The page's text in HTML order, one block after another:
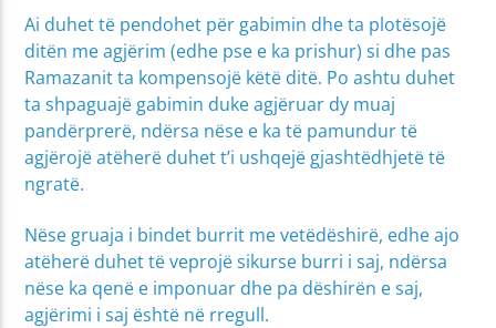
Ai duhet të pendohet për gabimin dhe ta plotësojë
ditën me agjërim (edhe pse e ka prishur) si dhe pas
Ramazanit ta kompensojë këtë ditë. Po ashtu duhet
ta shpaguajë gabimin duke agjëruar dy muaj
pandërprerë, ndërsa nëse e ka të pamundur të
agjërojë atëherë duhet t’i ushqejë gjashtëdhjetë të
ngratë.
Nëse gruaja i bindet burrit me vetëdëshirë, edhe ajo
atëherë duhet të veprojë sikurse burri i saj, ndërsa
nëse ka qenë e imponuar dhe pa dëshirën e saj,
agjërimi i saj është në rregull.